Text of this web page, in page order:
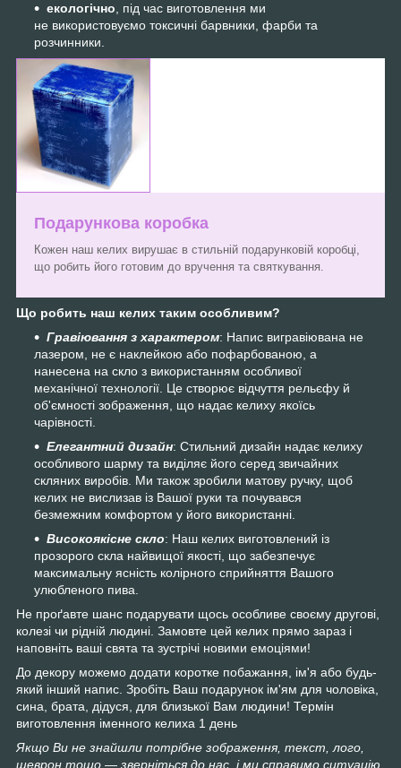
екологічно, під час виготовлення ми
не використовуємо токсичні барвники, фарби та
розчинники.
Подарункова коробка
Кожен наш келих вирушає в стильній подарунковій коробці,
що робить його готовим до вручення та святкування.
Що робить наш келих таким особливим?
Гравіювання з характером: Напис вигравіювана не
лазером, не є наклейкою або пофарбованою, а
нанесена на скло з використанням особливої
механічної технології. Це створює відчуття рельєфу й
об'ємності зображення, що надає келиху якоїсь
чарівності.
Елегантний дизайн: Стильний дизайн надає келиху
особливого шарму та виділяє його серед звичайних
скляних виробів. Ми також зробили матову ручку, щоб
келих не вислизав із Вашої руки та почувався
безмежним комфортом у його використанні.
Високоякісне скло: Наш келих виготовлений із
прозорого скла найвищої якості, що забезпечує
максимальну ясність колірного сприйняття Вашого
улюбленого пива.
Не проґавте шанс подарувати щось особливе своєму другові,
колезі чи рідній людині. Замовте цей келих прямо зараз і
наповніть ваші свята та зустрічі новими емоціями!
До декору можемо додати коротке побажання, ім'я або будь-
який інший напис. Зробіть Ваш подарунок ім'ям для чоловіка,
сина, брата, дідуся, для близької Вам людини! Термін
виготовлення іменного келиха 1 день
Якщо Ви не знайшли потрібне зображення, текст, лого,
шеврон тощо — зверніться до нас, і ми справимо ситуацію,